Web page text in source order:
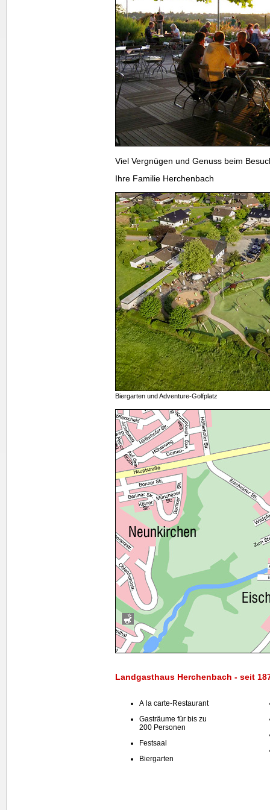
Viel Vergnügen und Genuss beim
Ihre Familie Herchenbach
Biergarten und Adventure-Golfplatz
Landgasthaus Herchenbach - seit
A la carte-Restaurant
Gasträume für bis zu
200 Personen
Festsaal
Biergarten